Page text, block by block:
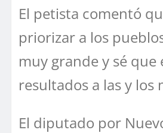
El petista comentó
priorizar a los
muy grande y sé
resultados a las y los
El diputado por